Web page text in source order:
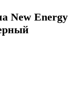
New Energy